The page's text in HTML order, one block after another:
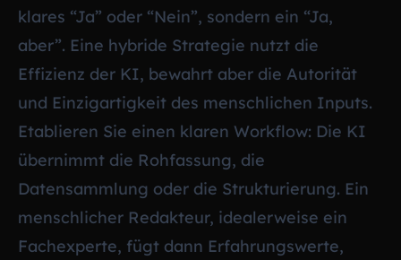
klares “Ja” oder “Nein”, sondern ein “Ja,
aber”. Eine hybride Strategie nutzt die
Effizienz der KI, bewahrt aber die Autorität
und Einzigartigkeit des menschlichen Inputs.
Etablieren Sie einen klaren Workflow: Die KI
übernimmt die Rohfassung, die
Datensammlung oder die Strukturierung. Ein
menschlicher Redakteur, idealerweise ein
Fachexperte, fügt dann Erfahrungswerte,